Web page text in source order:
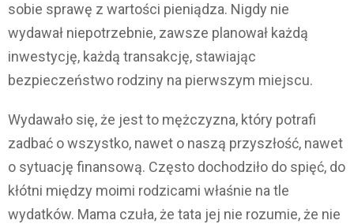
sobie sprawę z wartości pieniądza. Nigdy nie
wydawał niepotrzebnie, zawsze planował każdą
inwestycję, każdą transakcję, stawiając
bezpieczeństwo rodziny na pierwszym miejscu.
Wydawało się, że jest to mężczyzna, który potrafi
zadbać o wszystko, nawet o naszą przyszłość, nawet
o sytuację finansową. Często dochodziło do spięć, do
kłótni między moimi rodzicami właśnie na tle
wydatków. Mama czuła, że tata jej nie rozumie, że nie